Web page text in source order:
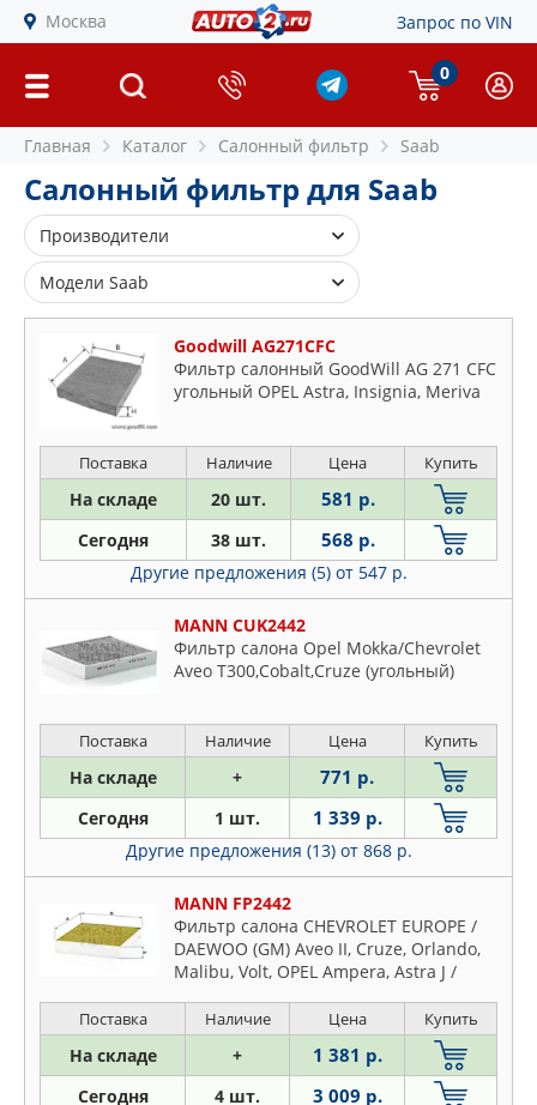
Москва Запрос по VIN
0
Главная Каталог Салонный фильтр Saab
Салонный фильтр для Saab
Производители
BLUE PRINT
BOSCH
CHAMPION
CLEAN FILTERS
COMLINE
CORTECO
DELPHI
DENSO
FENOX
FILTRON
FRAM
JS ASAKASHI
KOLBENSCHMIDT
LYNXAUTO
MANN
MEAT & DORIA
MFILTER
NIPPARTS
PURFLUX
SCT
STELLOX
Модели Saab
9-3
9-3x
9-5
9000
Goodwill AG271CFC
Фильтр салонный GoodWill AG 271 CFC
угольный OPEL Astra, Insignia, Meriva
Поставка Наличие Цена Купить
На складе 20 шт. 581 р.
Сегодня 38 шт. 568 р.
Другие предложения (5) от 547 р.
MANN CUK2442
Фильтр салона Opel Mokka/Chevrolet
Aveo T300,Cobalt,Cruze (угольный)
Поставка Наличие Цена Купить
На складе + 771 р.
Сегодня 1 шт. 1 339 р.
Другие предложения (13) от 868 р.
MANN FP2442
Фильтр салона CHEVROLET EUROPE /
DAEWOO (GM) Aveo II, Cruze, Orlando,
Malibu, Volt, OPEL Ampera, Astra J /
Zafira Tourer / Z
Поставка Наличие Цена Купить
На складе + 1 381 р.
Сегодня 4 шт. 3 009 р.